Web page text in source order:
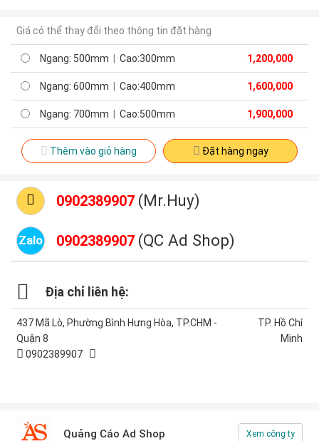
Giá có thể thay đổi theo thông tin đặt hàng
Ngang: 500mm Cao:300mm 1,200,000
Ngang: 600mm Cao:400mm 1,600,000
Ngang: 700mm Cao:500mm 1,900,000
Thêm vào giỏ hàng Đặt hàng ngay
0902389907 (Mr.Huy)
Zalo 0902389907 (QC Ad Shop)
Địa chỉ liên hệ:
437 Mã Lò, Phường Bình Hưng Hòa, TP.CHM -
Quận 8
0902389907
TP. Hồ Chí
Minh
Quảng Cáo Ad Shop Xem công ty